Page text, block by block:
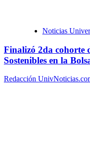
Noticias
Finalizó 2da cohorte
Sostenibles en la
Redacción